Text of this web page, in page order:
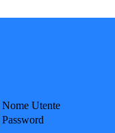
Nome Utente
Password